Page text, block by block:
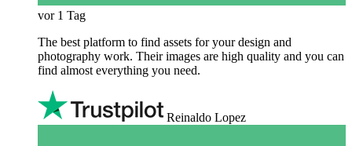
vor 1 Tag
The best platform to find assets for your design and
photography work. Their images are high quality and you can
find almost everything you need.
Reinaldo Lopez